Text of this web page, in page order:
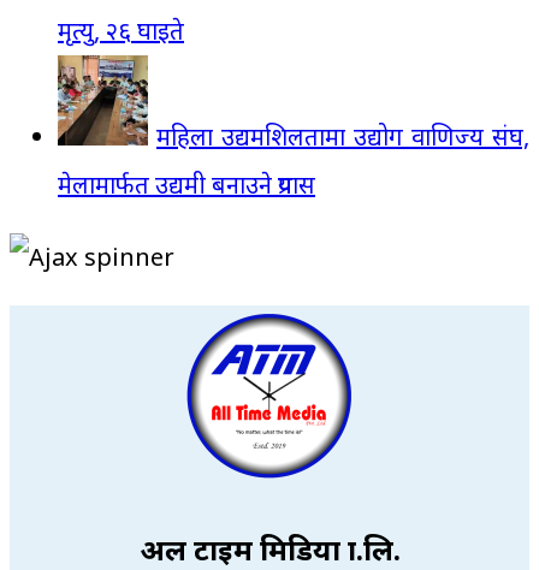
मृत्यु, २६ घाइते
महिला उद्यमशिलतामा उद्योग वाणिज्य संघ,
मेलामार्फत उद्यमी बनाउने प्रयास
अल टाइम मिडिया प्रा.लि.